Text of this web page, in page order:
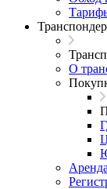
Транспондер
О